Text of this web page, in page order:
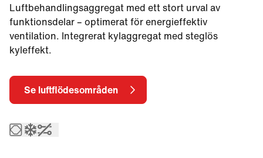
Luftbehandlingsaggregat med ett stort urval av
funktionsdelar – optimerat för energieffektiv
ventilation. Integrerat kylaggregat med steglös
kyleffekt.
Se luftflödesområden